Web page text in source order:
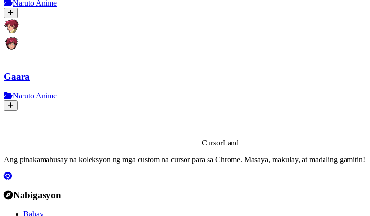
Naruto Anime
Gaara
Naruto Anime
CursorLand
Ang pinakamahusay na koleksyon ng mga custom na cursor para sa Chrome. Masaya, makulay, at madaling gamitin!
Nabigasyon
Bahay